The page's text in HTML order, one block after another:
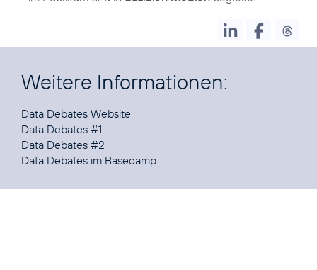
Weitere Informationen:
Data Debates Website
Data Debates #1
Data Debates #2
Data Debates im Basecamp